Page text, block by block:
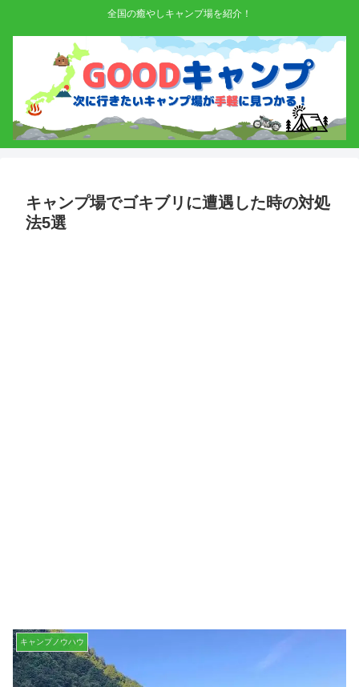
全国の癒やしキャンプ場を紹介！
キャンプ場でゴキブリに遭遇した時の対処
法5選
キャンプノウハウ